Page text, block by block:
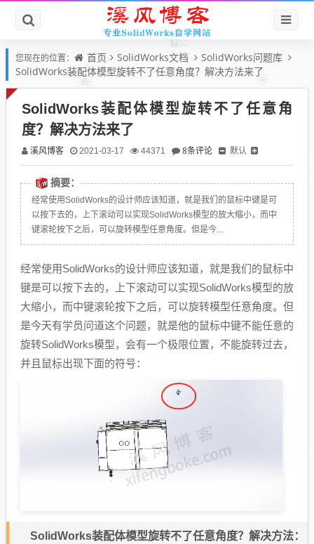
您现在的位置： 首页 SolidWorks文档
SolidWorks问题库
SolidWorks装配体模型旋转不了任意角度？解决方法来了
SolidWorks装配体模型旋转不了任意角
度？解决方法来了
溪风博客 2021-03-17 44371 8条评论 默认
摘要：
经常使用SolidWorks的设计师应该知道，就是我们的鼠标中键是可
以按下去的，上下滚动可以实现SolidWorks模型的放大缩小，而中
键滚轮按下之后，可以旋转模型任意角度。但是今...
经常使用SolidWorks的设计师应该知道，就是我们的鼠标中
键是可以按下去的，上下滚动可以实现SolidWorks模型的放
大缩小，而中键滚轮按下之后，可以旋转模型任意角度。但
是今天有学员问道这个问题，就是他的鼠标中键不能任意的
旋转SolidWorks模型，会有一个极限位置，不能旋转过去，
并且鼠标出现下面的符号：
SolidWorks装配体模型旋转不了任意角度？解决方法：